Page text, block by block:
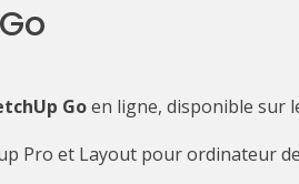
Goen ligne, disponible sur
Pro et Layout pour ordinateur